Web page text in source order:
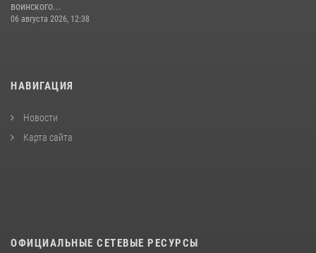
воинского...
06 августа 2026, 12:38
НАВИГАЦИЯ
Новости
Карта сайта
ОФИЦИАЛЬНЫЕ СЕТЕВЫЕ РЕСУРСЫ